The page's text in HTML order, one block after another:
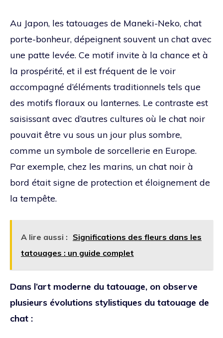
Au Japon, les tatouages de Maneki-Neko, chat
porte-bonheur, dépeignent souvent un chat avec
une patte levée. Ce motif invite à la chance et à
la prospérité, et il est fréquent de le voir
accompagné d’éléments traditionnels tels que
des motifs floraux ou lanternes. Le contraste est
saisissant avec d’autres cultures où le chat noir
pouvait être vu sous un jour plus sombre,
comme un symbole de sorcellerie en Europe.
Par exemple, chez les marins, un chat noir à
bord était signe de protection et éloignement de
la tempête.
A lire aussi : Significations des fleurs dans les
tatouages : un guide complet
Dans l’art moderne du tatouage, on observe
plusieurs évolutions stylistiques du tatouage de
chat :